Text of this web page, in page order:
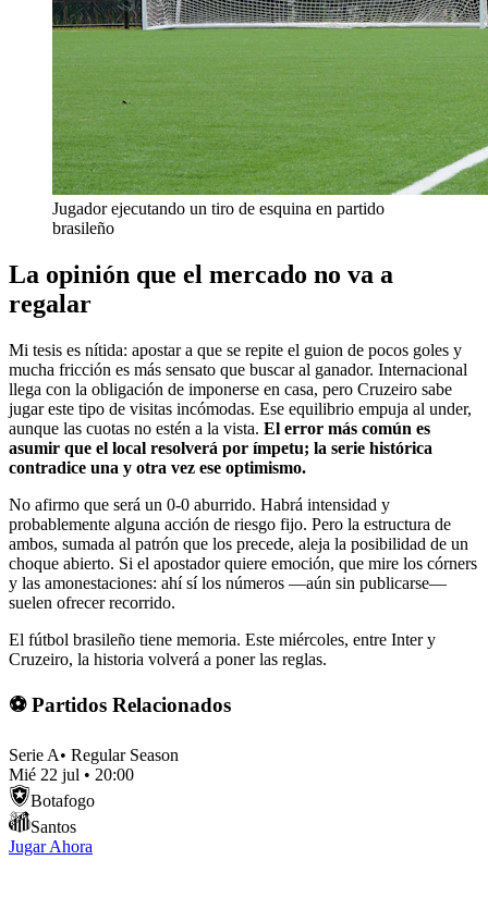
Jugador ejecutando un tiro de esquina en partido
brasileño
La opinión que el mercado no va a
regalar
Mi tesis es nítida: apostar a que se repite el guion de pocos goles y
mucha fricción es más sensato que buscar al ganador. Internacional
llega con la obligación de imponerse en casa, pero Cruzeiro sabe
jugar este tipo de visitas incómodas. Ese equilibrio empuja al under,
aunque las cuotas no estén a la vista. El error más común es
asumir que el local resolverá por ímpetu; la serie histórica
contradice una y otra vez ese optimismo.
No afirmo que será un 0-0 aburrido. Habrá intensidad y
probablemente alguna acción de riesgo fijo. Pero la estructura de
ambos, sumada al patrón que los precede, aleja la posibilidad de un
choque abierto. Si el apostador quiere emoción, que mire los córners
y las amonestaciones: ahí sí los números —aún sin publicarse—
suelen ofrecer recorrido.
El fútbol brasileño tiene memoria. Este miércoles, entre Inter y
Cruzeiro, la historia volverá a poner las reglas.
⚽ Partidos Relacionados
Serie A• Regular Season
Mié 22 jul • 20:00
Botafogo
Santos
Jugar Ahora